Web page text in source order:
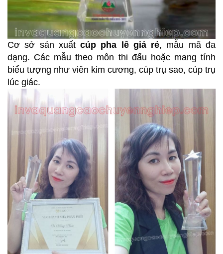
Cơ sở sản xuấtcúp pha lê giá rẻ, mẫu mã đa
dạng. Các mẫu theo môn thi đấu hoặc mang tính
biểu tượng như viên kim cương, cúp trụ sao, cúp trụ
lúc giác.